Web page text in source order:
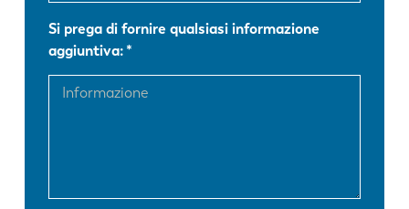
Si prega di fornire qualsiasi informazione
aggiuntiva: